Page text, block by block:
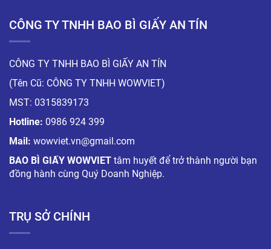
CÔNG TY TNHH BAO BÌ GIẤY AN TÍN
CÔNG TY TNHH BAO BÌ GIẤY AN TÍN
(Tên Cũ: CÔNG TY TNHH WOWVIET)
MST: 0315839173
Hotline: 0986 924 399
Mail: wowviet.vn@gmail.com
BAO BÌ GIẤY WOWVIET tâm huyết để trở thành người bạn
đồng hành cùng Quý Doanh Nghiệp.
TRỤ SỞ CHÍNH